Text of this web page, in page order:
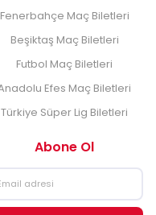
Fenerbahçe Maç Biletleri
Beşiktaş Maç Biletleri
Futbol Maç Biletleri
Efes Maç Biletleri
Türkiye Süper Lig Biletleri
Abone Ol